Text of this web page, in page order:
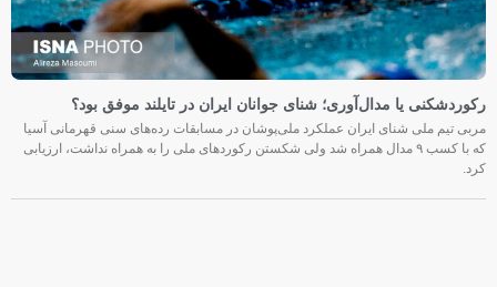
رکوردشکنی یا مدال‌آوری؛ شنای جوانان ایران در تایلند موفق بود؟
مربی تیم ملی شنای ایران عملکرد ملی‌پوشان در مسابقات رده‌های سنی قهرمانی آسیا
که با کسب ۹ مدال همراه شد ولی شکستن رکوردهای ملی را به همراه نداشت، ارزیابی
کرد.